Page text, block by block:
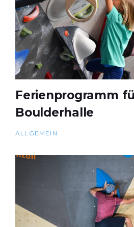
Ferienprogramm
Boulderhalle
ALLGEMEIN